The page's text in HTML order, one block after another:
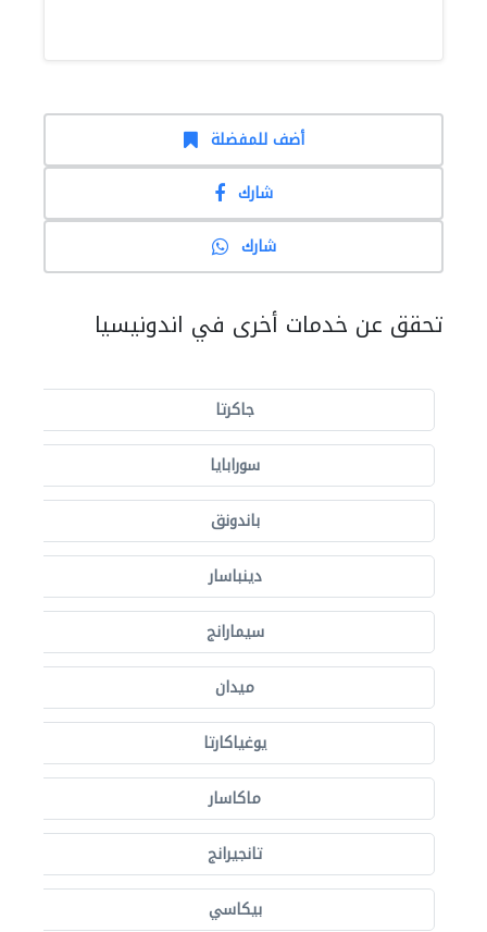
أضف للمفضلة
شارك
شارك
تحقق عن خدمات أخرى في اندونيسيا
جاكرتا
سورابايا
باندونق
دينباسار
سيمارانج
ميدان
يوغياكارتا
ماكاسار
تانجيرانج
بيكاسي